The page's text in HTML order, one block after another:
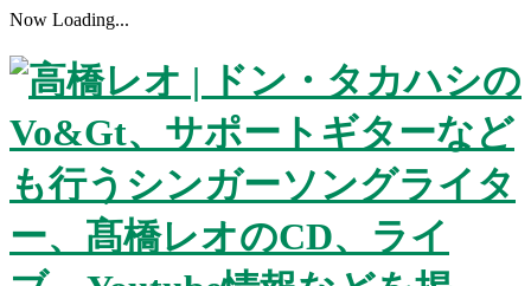
Now Loading...